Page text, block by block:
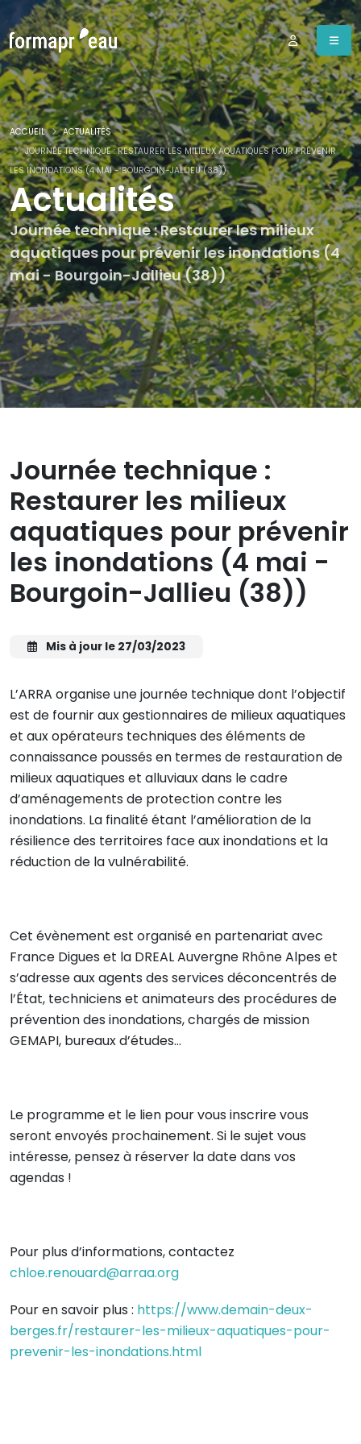
Actualités
Journée technique : Restaurer les milieux
aquatiques pour prévenir les inondations (4
mai - Bourgoin-Jallieu (38))
ACCUEIL
ACTUALITÉS
JOURNÉE TECHNIQUE : RESTAURER LES MILIEUX AQUATIQUES POUR PRÉVENIR
LES INONDATIONS (4 MAI - BOURGOIN-JALLIEU (38))
Journée technique :
Restaurer les milieux
aquatiques pour prévenir
les inondations (4 mai -
Bourgoin-Jallieu (38))
Mis à jour le 27/03/2023
L’ARRA organise une journée technique dont l’objectif
est de fournir aux gestionnaires de milieux aquatiques
et aux opérateurs techniques des éléments de
connaissance poussés en termes de restauration de
milieux aquatiques et alluviaux dans le cadre
d’aménagements de protection contre les
inondations. La finalité étant l’amélioration de la
résilience des territoires face aux inondations et la
réduction de la vulnérabilité.
Cet évènement est organisé en partenariat avec
France Digues et la DREAL Auvergne Rhône Alpes et
s’adresse aux agents des services déconcentrés de
l’État, techniciens et animateurs des procédures de
prévention des inondations, chargés de mission
GEMAPI, bureaux d’études...
Le programme et le lien pour vous inscrire vous
seront envoyés prochainement. Si le sujet vous
intéresse, pensez à réserver la date dans vos
agendas !
Pour plus d’informations, contactez
chloe.renouard@arraa.org
Pour en savoir plus : https://www.demain-deux-
berges.fr/restaurer-les-milieux-aquatiques-pour-
prevenir-les-inondations.html